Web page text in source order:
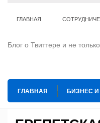
ГЛАВНАЯ
Блог о Твиттере и не
ГЛАВНАЯ БИЗНЕС